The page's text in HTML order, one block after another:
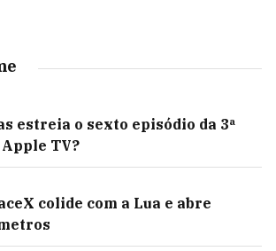
estreia o sexto episódio da 3ª
TV?
colide com a Lua e abre